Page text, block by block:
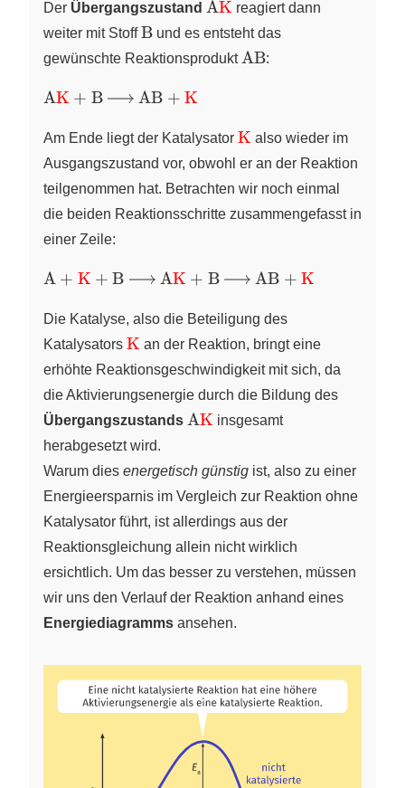
{K} ->
A\color{red}
{K}}
Der Übergangszustand \ce{A\color{red}
{K}}
AK reagiert dann
weiter mit Stoff\ce{B}
B und es entsteht das
gewünschte Reaktionsprodukt \ce{AB}
AB:
\ce{A\color{red}
+ \color{red}
{K}}
AK + B AB + K
Am Ende liegt der Katalysator \ce{\color{red}
{K}}
K also wieder im
Ausgangszustand vor, obwohl er an der Reaktion
teilgenommen hat. Betrachten wir noch einmal
die beiden Reaktionsschritte zusammengefasst in
einer Zeile:
\ce{A +
{K} + B ->
A\color{red}
{K} + B ->
AB +
\color{red}
{K}}
A + K + B AK + B AB + K
Die Katalyse, also die Beteiligung des
Katalysators \ce{\color{red}
{K}}
K an der Reaktion, bringt eine
erhöhte Reaktionsgeschwindigkeit mit sich, da
die Aktivierungsenergie durch die Bildung des
Übergangszustands \ce{A\color{red}
AK insgesamt
herabgesetzt wird.
Warum dies energetisch günstig ist, also zu einer
Energieersparnis im Vergleich zur Reaktion ohne
Katalysator führt, ist allerdings aus der
Reaktionsgleichung allein nicht wirklich
ersichtlich. Um das besser zu verstehen, müssen
wir uns den Verlauf der Reaktion anhand eines
Energiediagramms ansehen.